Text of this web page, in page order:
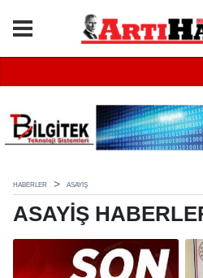
HABERLER ASAYIŞ
ASAYIŞ